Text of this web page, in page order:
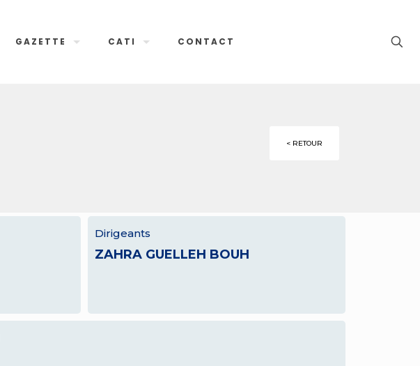
GAZETTE CATI CONTACT
< RETOUR
Dirigeants
ZAHRA GUELLEH BOUH